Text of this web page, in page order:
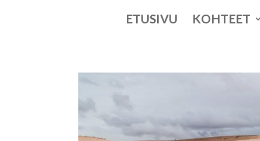
ETUSIVU KOHTEET